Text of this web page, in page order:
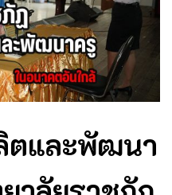
ตและพัฒนา